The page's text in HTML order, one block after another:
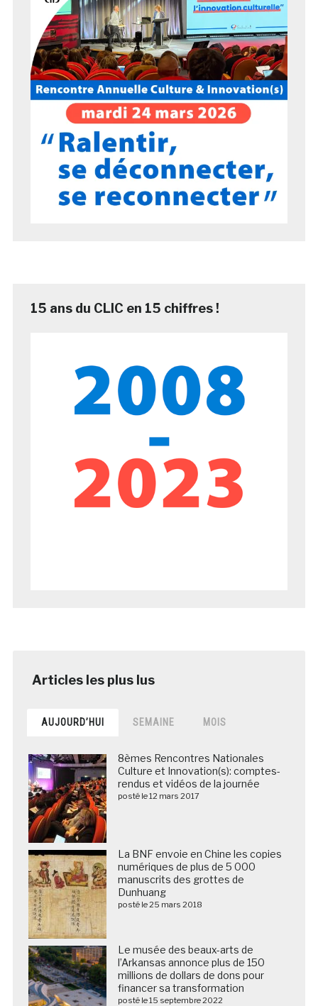
15 ans du CLIC en 15 chiffres !
AUJOURD’HUI SEMAINE MOIS
8èmes Rencontres Nationales
Culture et Innovation(s): comptes-
rendus et vidéos de la journée
posté le 12 mars 2017
La BNF envoie en Chine les copies
numériques de plus de 5 000
manuscrits des grottes de
Dunhuang
posté le 25 mars 2018
Le musée des beaux-arts de
l’Arkansas annonce plus de 150
millions de dollars de dons pour
financer sa transformation
posté le 15 septembre 2022